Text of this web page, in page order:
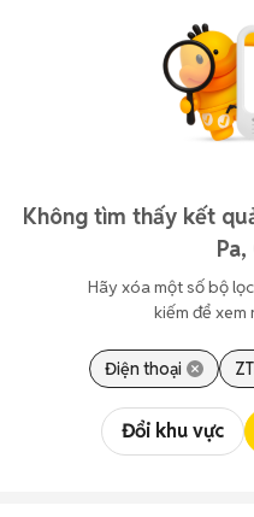
Không tìm thấy kết
Hãy xóa một số bộ
kiếm để xem
Điện thoại
Đổi khu vực